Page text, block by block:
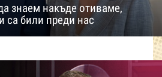
знаем накъде отиваме,
са били преди нас